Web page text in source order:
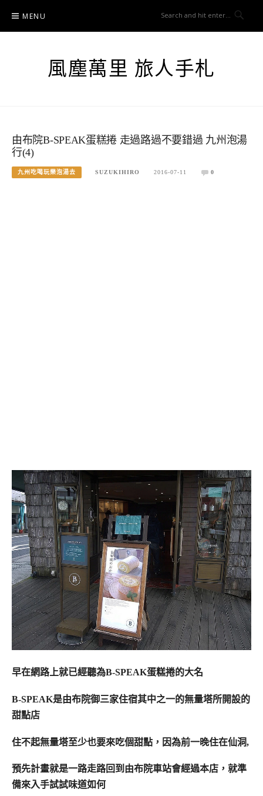
content
MENU
風塵萬里 旅人手札
由布院B-SPEAK蛋糕捲 走過路過不要錯過 九州泡湯
行(4)
九州吃喝玩樂泡湯去 SUZUKIHIRO 2016-07-11 0
早在網路上就已經聽為B-SPEAK蛋糕捲的大名
B-SPEAK是由布院御三家住宿其中之一的無量塔所開設的
甜點店
住不起無量塔至少也要來吃個甜點， 因為前一晚住在仙洞,
預先計畫就是一路走路回到由布院車站會經過本店， 就準
備來入手試試味道如何